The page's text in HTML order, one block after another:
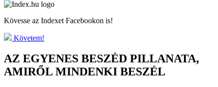
Kövesse az Indexet Facebookon is!
Követem!
AZ EGYENES BESZÉD PILLANATA,
AMIRŐL MINDENKI BESZÉL